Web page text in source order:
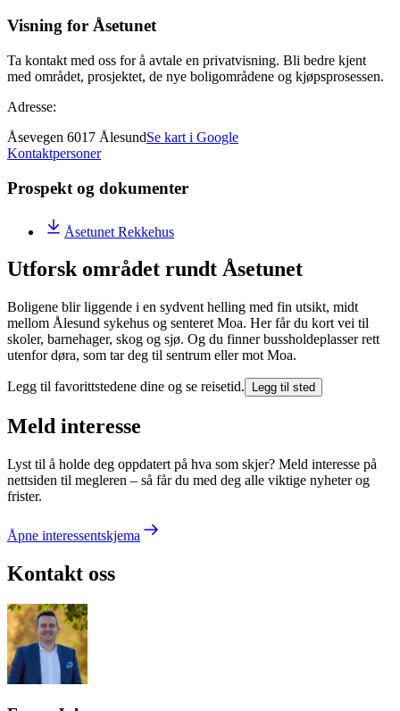
Visning for Åsetunet
Ta kontakt med oss for å avtale en privatvisning. Bli bedre kjent
med området, prosjektet, de nye boligområdene og kjøpsprosessen.
Adresse:
Åsevegen 6017 ÅlesundSe kart i Google
Kontaktpersoner
Prospekt og dokumenter
Åsetunet Rekkehus
Utforsk området rundt Åsetunet
Boligene blir liggende i en sydvent helling med fin utsikt, midt
mellom Ålesund sykehus og senteret Moa. Her får du kort vei til
skoler, barnehager, skog og sjø. Og du finner bussholdeplasser rett
utenfor døra, som tar deg til sentrum eller mot Moa.
Legg til favorittstedene dine og se reisetid. Legg til sted
Meld interesse
Lyst til å holde deg oppdatert på hva som skjer? Meld interesse på
nettsiden til megleren – så får du med deg alle viktige nyheter og
frister.
Åpne interessentskjema
Kontakt oss